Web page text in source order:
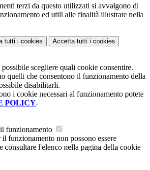
terzi da questo utilizzati si avvalgono di
ed utili alle finalità illustrate nella
tutti i cookies Accetta tutti i cookies
possibile scegliere quali cookie consentire.
quelli che consentono il funzionamento della
disabilitarli.
i cookie necessari al funzionamento potete
POLICY.
funzionamento
funzionamento non possono essere
consultare l'elenco nella pagina della cookie